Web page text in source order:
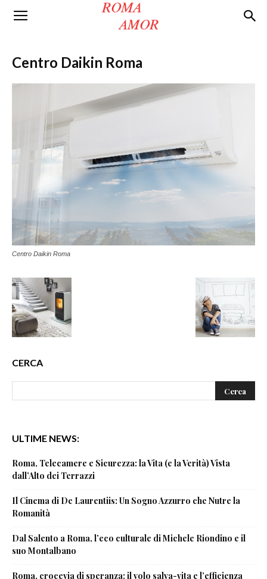
Roma
Amor
Centro Daikin Roma
Centro Daikin Roma
CERCA
ULTIME NEWS:
Roma, Telecamere e Sicurezza: la Vita (e la Verità) Vista
dall’Alto dei Terrazzi
Il Cinema di De Laurentiis: Un Sogno Azzurro che Nutre la
Romanità
Dal Salento a Roma, l’eco culturale di Michele Riondino e il
suo Montalbano
Roma, crocevia di speranza: il volo salva-vita e l’efficienza